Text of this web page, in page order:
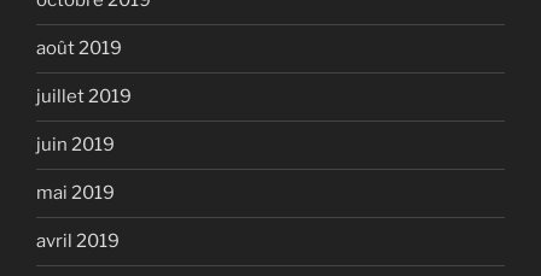
août 2019
juillet 2019
juin 2019
mai 2019
avril 2019